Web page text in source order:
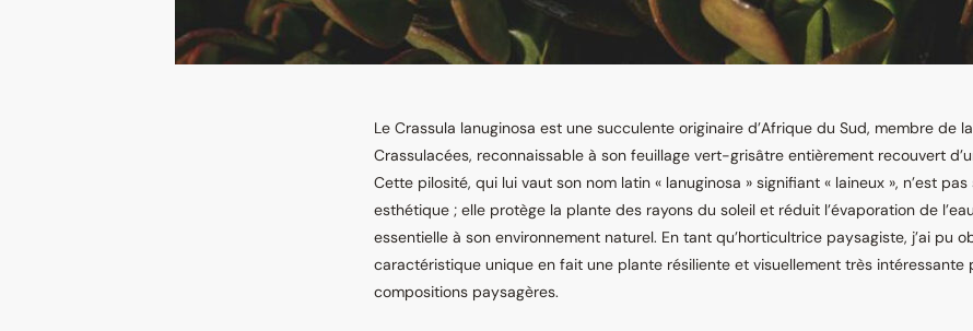
Le Crassula lanuginosa est une succulente originaire d’Afrique du Sud, membre de
Crassulacées, reconnaissable à son feuillage vert-grisâtre entièrement recouvert
Cette pilosité, qui lui vaut son nom latin « lanuginosa » signifiant « laineux », n’est
esthétique ; elle protège la plante des rayons du soleil et réduit l’évaporation de
essentielle à son environnement naturel. En tant qu’horticultrice paysagiste, j’ai pu
caractéristique unique en fait une plante résiliente et visuellement très intéressante
compositions paysagères.